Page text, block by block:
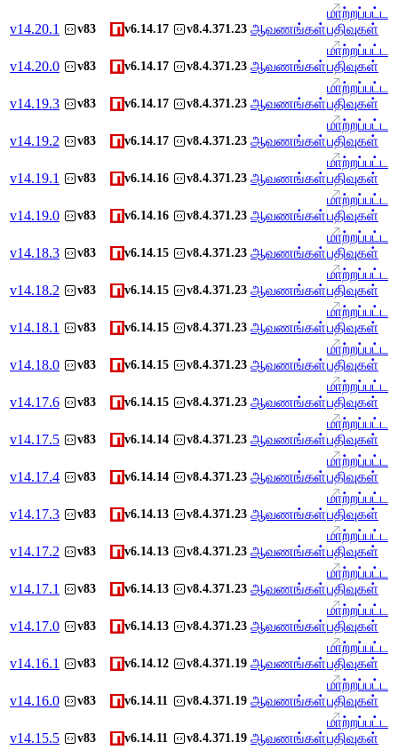
v14.20.1 v83 v6.14.17 v8.4.371.23 ஆவணங்கள்
மாற்றப்பட்ட
பதிவுகள்
v14.20.0 v83 v6.14.17 v8.4.371.23 ஆவணங்கள்
மாற்றப்பட்ட
பதிவுகள்
v14.19.3 v83 v6.14.17 v8.4.371.23 ஆவணங்கள்
மாற்றப்பட்ட
பதிவுகள்
v14.19.2 v83 v6.14.17 v8.4.371.23 ஆவணங்கள்
மாற்றப்பட்ட
பதிவுகள்
v14.19.1 v83 v6.14.16 v8.4.371.23 ஆவணங்கள்
மாற்றப்பட்ட
பதிவுகள்
v14.19.0 v83 v6.14.16 v8.4.371.23 ஆவணங்கள்
மாற்றப்பட்ட
பதிவுகள்
v14.18.3 v83 v6.14.15 v8.4.371.23 ஆவணங்கள்
மாற்றப்பட்ட
பதிவுகள்
v14.18.2 v83 v6.14.15 v8.4.371.23 ஆவணங்கள்
மாற்றப்பட்ட
பதிவுகள்
v14.18.1 v83 v6.14.15 v8.4.371.23 ஆவணங்கள்
மாற்றப்பட்ட
பதிவுகள்
v14.18.0 v83 v6.14.15 v8.4.371.23 ஆவணங்கள்
மாற்றப்பட்ட
பதிவுகள்
v14.17.6 v83 v6.14.15 v8.4.371.23 ஆவணங்கள்
மாற்றப்பட்ட
பதிவுகள்
v14.17.5 v83 v6.14.14 v8.4.371.23 ஆவணங்கள்
மாற்றப்பட்ட
பதிவுகள்
v14.17.4 v83 v6.14.14 v8.4.371.23 ஆவணங்கள்
மாற்றப்பட்ட
பதிவுகள்
v14.17.3 v83 v6.14.13 v8.4.371.23 ஆவணங்கள்
மாற்றப்பட்ட
பதிவுகள்
v14.17.2 v83 v6.14.13 v8.4.371.23 ஆவணங்கள்
மாற்றப்பட்ட
பதிவுகள்
v14.17.1 v83 v6.14.13 v8.4.371.23 ஆவணங்கள்
மாற்றப்பட்ட
பதிவுகள்
v14.17.0 v83 v6.14.13 v8.4.371.23 ஆவணங்கள்
மாற்றப்பட்ட
பதிவுகள்
v14.16.1 v83 v6.14.12 v8.4.371.19 ஆவணங்கள்
மாற்றப்பட்ட
பதிவுகள்
v14.16.0 v83 v6.14.11 v8.4.371.19 ஆவணங்கள்
மாற்றப்பட்ட
பதிவுகள்
v14.15.5 v83 v6.14.11 v8.4.371.19 ஆவணங்கள்
மாற்றப்பட்ட
பதிவுகள்